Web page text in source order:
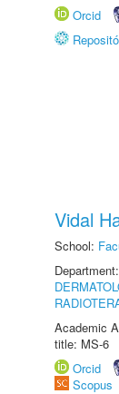
Orcid
Vidal
School:
Department:
Academic
title: MS-6
Orcid
Scopus